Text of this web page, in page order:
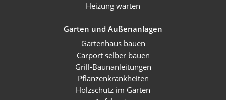
Heizung warten
Garten und Außenanlagen
Gartenhaus bauen
Carport selber bauen
Grill-Baunanleitungen
Pflanzenkrankheiten
Holzschutz im Garten